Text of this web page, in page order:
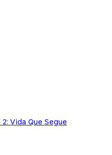
Vida Que Segue